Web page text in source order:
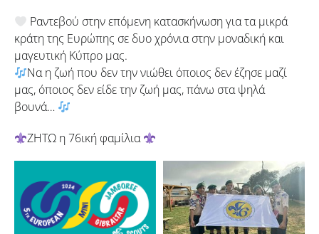
Ραντεβού στην επόμενη κατασκήνωση για τα μικρά
κράτη της Ευρώπης σε δυο χρόνια στην μοναδική και
μαγευτική Κύπρο μας.
Να η ζωή που δεν την νιώθει όποιος δεν έζησε μαζί
μας, όποιος δεν είδε την ζωή μας, πάνω στα ψηλά
βουνά…
ΖΗΤΩ η 76ική φαμίλια